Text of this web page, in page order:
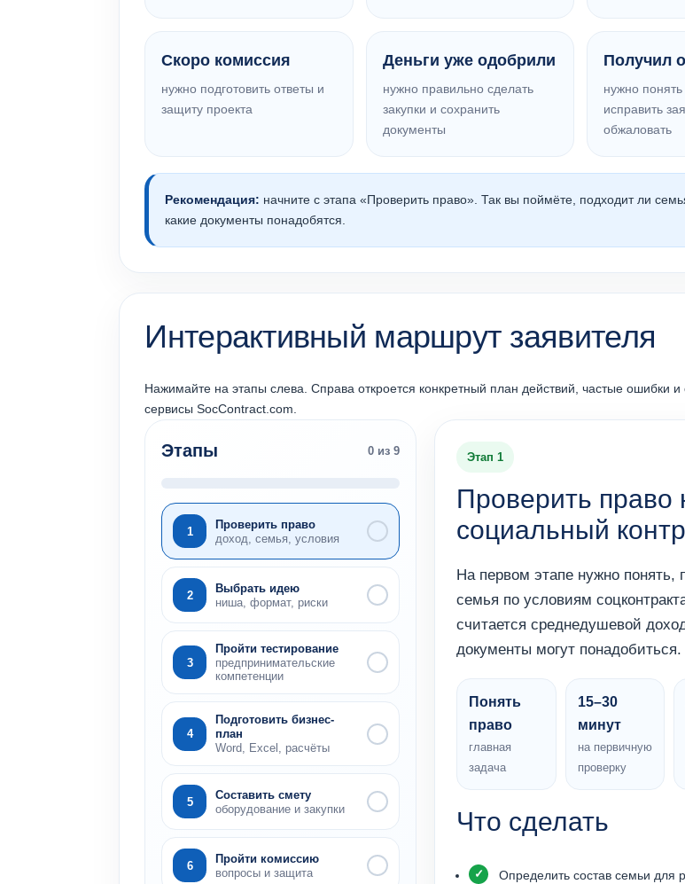
Скоро комиссия
нужно подготовить ответы и
защиту проекта
Деньги уже одобрили
нужно правильно сделать
закупки и сохранить
документы
Получил
нужно понять
исправить
обжаловать
Рекомендация: начните с этапа «Проверить право». Так вы поймёте, подходит ли
какие документы понадобятся.
Интерактивный маршрут заявителя
Нажимайте на этапы слева. Справа откроется конкретный план действий, частые ошибки и
сервисы SocContract.com.
Этапы 0 из 9
1
Проверить право
доход, семья, условия
2
Выбрать идею
ниша, формат, риски
3
Пройти тестирование
предпринимательские
компетенции
4
Подготовить бизнес-
план
Word, Excel, расчёты
5
Составить смету
оборудование и закупки
6
Пройти комиссию
вопросы и защита
Этап 1
Проверить право
социальный
На первом этапе нужно понять,
семья по условиям
считается среднедушевой
документы могут понадобиться.
Понять
право
главная
задача
15–30
минут
на первичную
проверку
Что сделать
Определить состав семьи для